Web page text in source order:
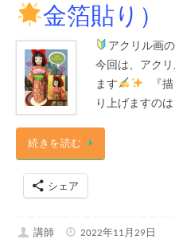
金箔貼り）
アクリル画
今回は、アク
ます
『描
り上げますの
続きを読む
シェア
講師
2022年11月29日